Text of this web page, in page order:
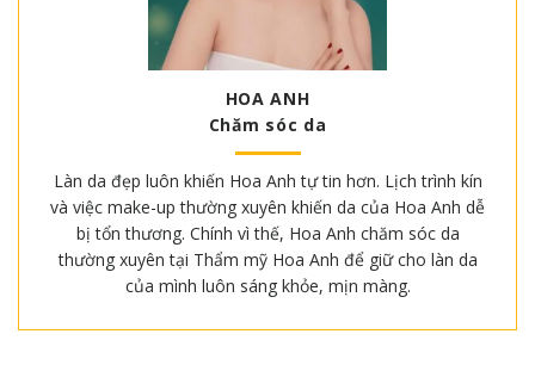
HOA ANH
Chăm sóc da
Làn da đẹp luôn khiến Hoa Anh tự tin hơn. Lịch trình kín
và việc make-up thường xuyên khiến da của Hoa Anh dễ
bị tổn thương. Chính vì thế, Hoa Anh chăm sóc da
thường xuyên tại Thẩm mỹ Hoa Anh để giữ cho làn da
của mình luôn sáng khỏe, mịn màng.